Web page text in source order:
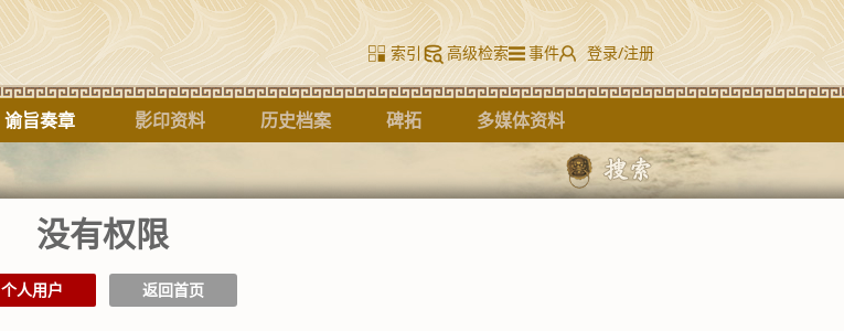
索引 高级检索 事件 登录/注册
谕旨奏章 影印资料 历史档案 碑拓 多媒体资料
没有权限
个人用户 返回首页